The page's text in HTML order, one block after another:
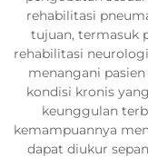
rehabilitasi
tujuan, termasuk
rehabilitasi
menangani pasien
kondisi kronis
keunggulan
kemampuannya
dapat diukur